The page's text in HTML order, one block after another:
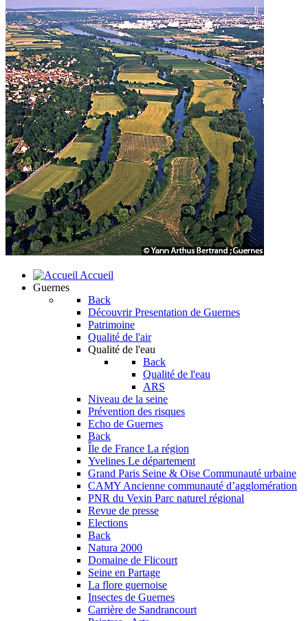
Accueil
Guernes
Back
Découvrir Presentation de Guernes
Patrimoine
Qualité de l'air
Qualité de l'eau
Back
Qualité de l'eau
ARS
Niveau de la seine
Prévention des risques
Echo de Guernes
Back
Île de France La région
Yvelines Le département
Grand Paris Seine & Oise Communauté urbaine
CAMY Ancienne communauté d’agglomération
PNR du Vexin Parc naturel régional
Revue de presse
Elections
Back
Natura 2000
Domaine de Flicourt
Seine en Partage
La flore guernoise
Insectes de Guernes
Carrière de Sandrancourt